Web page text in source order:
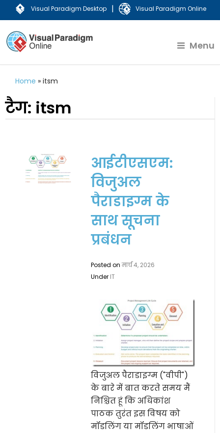
Visual Paradigm Desktop | Visual Paradigm Online
Menu
Home »itsm
टैग: itsm
आईटीएसएम:
विजुअल
पैराडाइग्म के
साथ सूचना
प्रबंधन
Posted onमार्च 4, 2026
Under IT
विजुअल पैराडाइग्म ("वीपी")
के बारे में बात करते समय मैं
निश्चित हूं कि अधिकांश
पाठक तुरंत इस विषय को
मॉडलिंग या मॉडलिंग भाषाओं